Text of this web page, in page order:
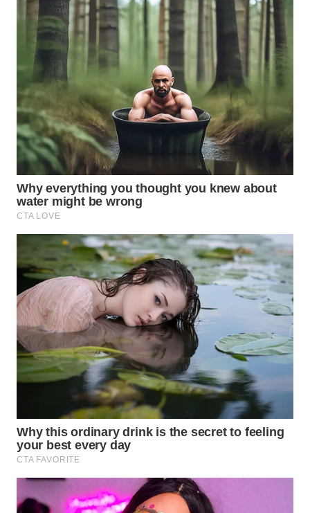
WAHANA
KONSUMEN
WAHANA
LISTRIK
WAHANA
TRAVEL
TV
WAHANANEWS
ID
WAHANANEWS
CO ID
WAHANANEWS
NET
WAHANA
WAHANA
UMKM
WAHANA
SELEB